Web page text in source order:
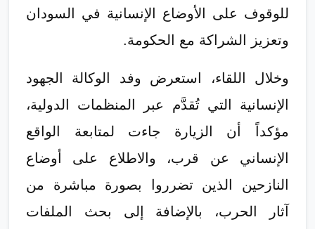
للوقوف على الأوضاع الإنسانية في السودان
وتعزيز الشراكة مع الحكومة.
وخلال اللقاء، استعرض وفد الوكالة الجهود
الإنسانية التي تُقدَّم عبر المنظمات الدولية،
مؤكداً أن الزيارة جاءت لمتابعة الواقع
الإنساني عن قرب، والاطلاع على أوضاع
النازحين الذين تضرروا بصورة مباشرة من
آثار الحرب، بالإضافة إلى بحث الملفات